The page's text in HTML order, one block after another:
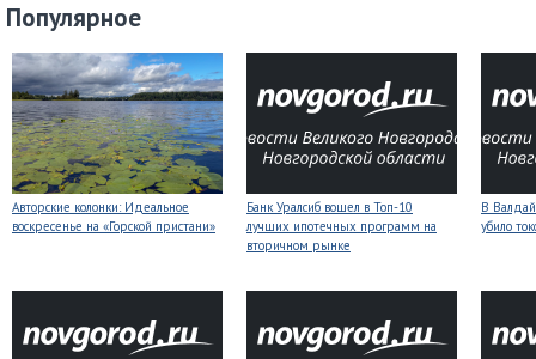
Популярное
Авторские колонки: Идеальное
воскресенье на «Горской пристани»
Банк Уралсиб вошел в Топ-10
лучших ипотечных программ на
вторичном рынке
В
убило